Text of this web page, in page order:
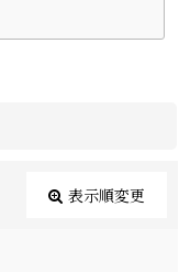
表示順変更